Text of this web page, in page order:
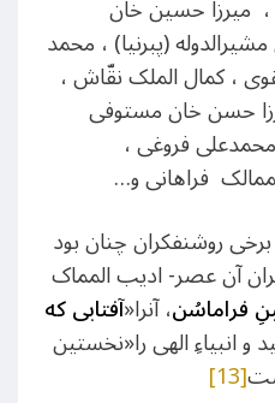
میرزا حسین خان
(پبرنیا) ، محمد
، کمال الملک نقّاش ،
حسن خان مستوفی
فروغی ،
فراهانی و…
برخی روشنفکران چنان بود
آن عصر- ادیب المماک
فراماسُن، آنرا«آفتابی که
و انبیاءِ الهی را«نخستین
[13]